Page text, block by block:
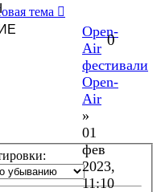
Open-
Air
фестивали
Open-
Air
»
01
фев
2023,
11:10
0
тема